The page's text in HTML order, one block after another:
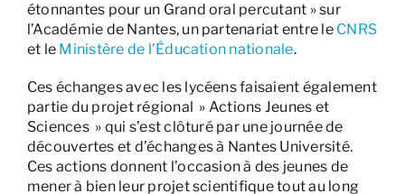
étonnantes pour un Grand oral percutant » sur
l’Académie de Nantes, un partenariat entre le CNRS
et le Ministère de l’Éducation nationale.
Ces échanges avec les lycéens faisaient également
partie du projet régional » Actions Jeunes et
Sciences » qui s’est clôturé par une journée de
découvertes et d’échanges à Nantes Université.
Ces actions donnent l’occasion à des jeunes de
mener à bien leur projet scientifique tout au long